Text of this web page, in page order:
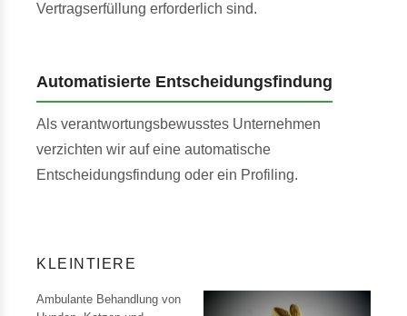
Vertragserfüllung erforderlich sind.
Automatisierte Entscheidungsfindung
Als verantwortungsbewusstes Unternehmen
verzichten wir auf eine automatische
Entscheidungsfindung oder ein Profiling.
KLEINTIERE
Ambulante Behandlung von